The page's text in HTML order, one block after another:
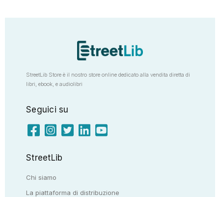
StreetLib Store è il nostro store online dedicato alla vendita diretta di
libri, ebook, e audiolibri
Seguici su
StreetLib
Chi siamo
La piattaforma di distribuzione